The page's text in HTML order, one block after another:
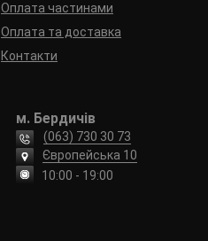
Оплата та доставка
Оплата частинами
Контакти
м. Бердичів
Європейська 10
10:00 - 19:00
(063) 730 30 73